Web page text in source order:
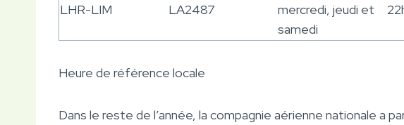
LHR-LIM LA2487
mercredi, jeudi et
samedi
Heure de référence locale
Dans le reste de l’année, la compagnie aérienne nationale a